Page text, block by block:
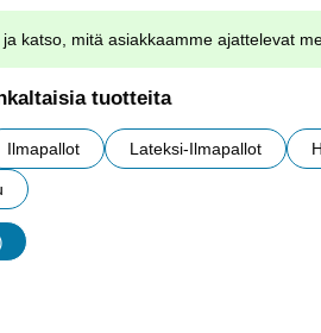
ja katso, mitä asiakkaamme
tuotteita
Ilmapallot Lateksi-Ilmapallot